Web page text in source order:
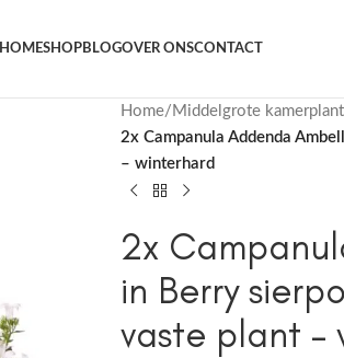
HOMESHOPBLOGOVER ONSCONTACT
Home/ Middelgrote
2x Campanula Addenda
– winterhard
2x
in Berry
vaste plant –